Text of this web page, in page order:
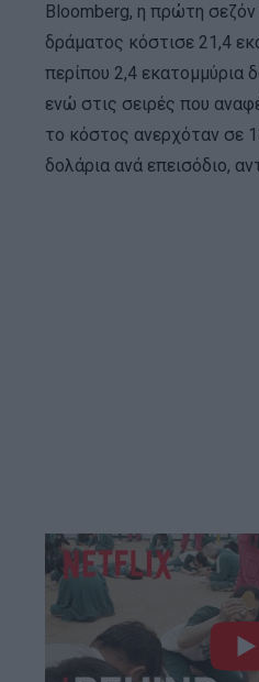
Bloomberg, η πρώτη σεζόν
δράματος κόστισε 21,4
περίπου 2,4 εκατομμύρια
ενώ στις σειρές που
το κόστος ανερχόταν σε
δολάρια ανά επεισόδιο,